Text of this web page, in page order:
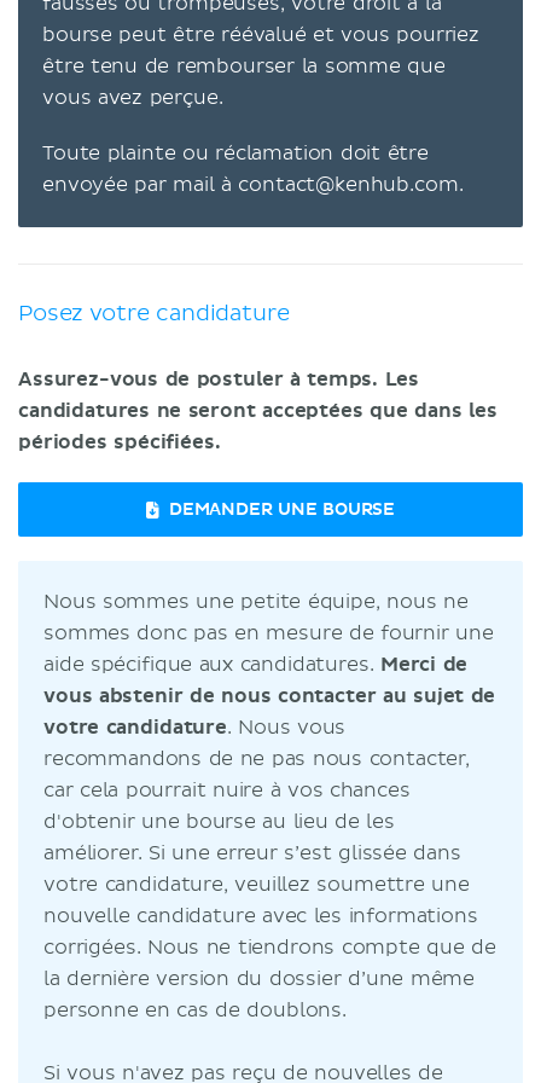
bourse peut être réévalué et vous pourriez
être tenu de rembourser la somme que
vous avez perçue.
Toute plainte ou réclamation doit être
envoyée par mail à contact@kenhub.com.
Posez votre candidature
Assurez-vous de postuler à temps. Les
candidatures ne seront acceptées que dans les
périodes spécifiées.
DEMANDER UNE BOURSE
Nous sommes une petite équipe, nous ne
sommes donc pas en mesure de fournir une
aide spécifique aux candidatures. Merci de
vous abstenir de nous contacter au sujet de
votre candidature. Nous vous
recommandons de ne pas nous contacter,
car cela pourrait nuire à vos chances
d'obtenir une bourse au lieu de les
améliorer. Si une erreur s’est glissée dans
votre candidature, veuillez soumettre une
nouvelle candidature avec les informations
corrigées. Nous ne tiendrons compte que de
la dernière version du dossier d’une même
personne en cas de doublons.
Si vous n'avez pas reçu de nouvelles de